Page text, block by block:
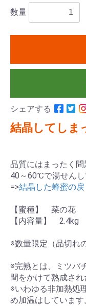
数量
シェアする
結晶してしま
品質にはまったく問
40～60℃で湯せんし
=>結晶した蜂蜜の
【蜜種】 菜の花
【内容量】 2.4kg
※数量限定（品切れ
※完熟とは、ミツバ
間をかけて熟成され
※いわゆる非加熱処
め加温はしています